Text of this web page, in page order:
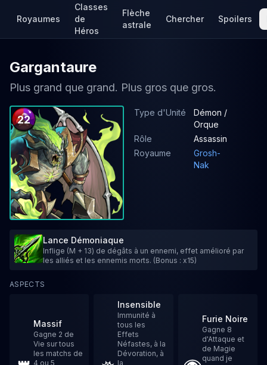
Royaumes
Classes
de
Héros
Flèche
astrale
Chercher Spoilers
Gargantaure
Plus grand que grand. Plus gros que gros.
22
Type d'Unité
Démon /
Orque
Rôle
Assassin
Royaume
Grosh-
Nak
Lance Démoniaque
Inflige (M + 13) de dégâts à un ennemi, effet amélioré par
les alliés et les ennemis morts. (Bonus : x15)
ASPECTS
Massif
Gagne 2 de
Vie sur tous
les matchs de
4 ou 5
Insensible
Immunité à
tous les
Effets
Néfastes, à la
Dévoration, à
la
Furie Noire
Gagne 8
d'Attaque et
de Magie
quand je